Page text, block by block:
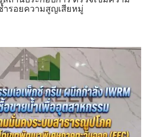
รอยความสูญเสียหมู่